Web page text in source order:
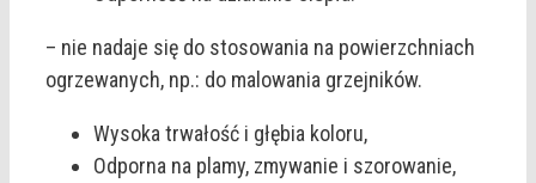
– nie nadaje się do stosowania na powierzchniach
ogrzewanych, np.: do malowania grzejników.
Wysoka trwałość i głębia koloru,
Odporna na plamy, zmywanie i szorowanie,